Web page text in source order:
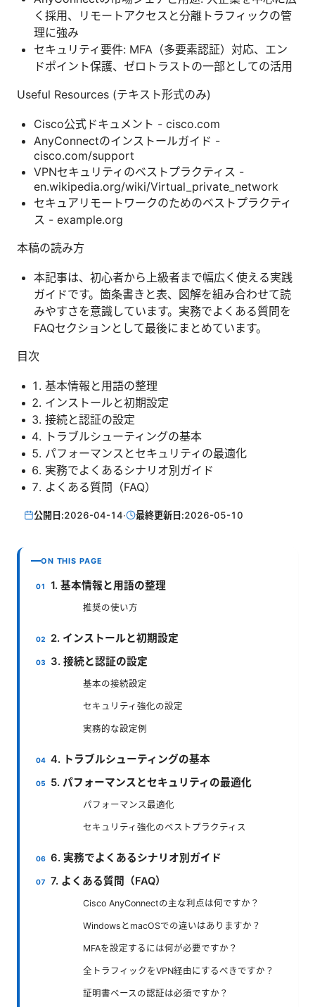
く採用、リモートアクセスと分離トラフィックの管
理に強み
セキュリティ要件: MFA（多要素認証）対応、エン
ドポイント保護、ゼロトラストの一部としての活用
Useful Resources (テキスト形式のみ)
Cisco公式ドキュメント - cisco.com
AnyConnectのインストールガイド -
cisco.com/support
VPNセキュリティのベストプラクティス -
en.wikipedia.org/wiki/Virtual_private_network
セキュアリモートワークのためのベストプラクティ
ス - example.org
本稿の読み方
本記事は、初心者から上級者まで幅広く使える実践
ガイドです。箇条書きと表、図解を組み合わせて読
みやすさを意識しています。実務でよくある質問を
FAQセクションとして最後にまとめています。
目次
基本情報と用語の整理
インストールと初期設定
接続と認証の設定
トラブルシューティングの基本
パフォーマンスとセキュリティの最適化
実務でよくあるシナリオ別ガイド
よくある質問（FAQ）
公開日:2026-04-14· 最終更新日:2026-05-10
ON THIS PAGE
1. 基本情報と用語の整理
推奨の使い方
2. インストールと初期設定
3. 接続と認証の設定
基本の接続設定
セキュリティ強化の設定
実務的な設定例
4. トラブルシューティングの基本
5. パフォーマンスとセキュリティの最適化
パフォーマンス最適化
セキュリティ強化のベストプラクティス
6. 実務でよくあるシナリオ別ガイド
7. よくある質問（FAQ）
Cisco AnyConnectの主な利点は何ですか？
WindowsとmacOSでの違いはありますか？
MFAを設定するには何が必要ですか？
全トラフィックをVPN経由にするべきですか？
証明書ベースの認証は必須ですか？